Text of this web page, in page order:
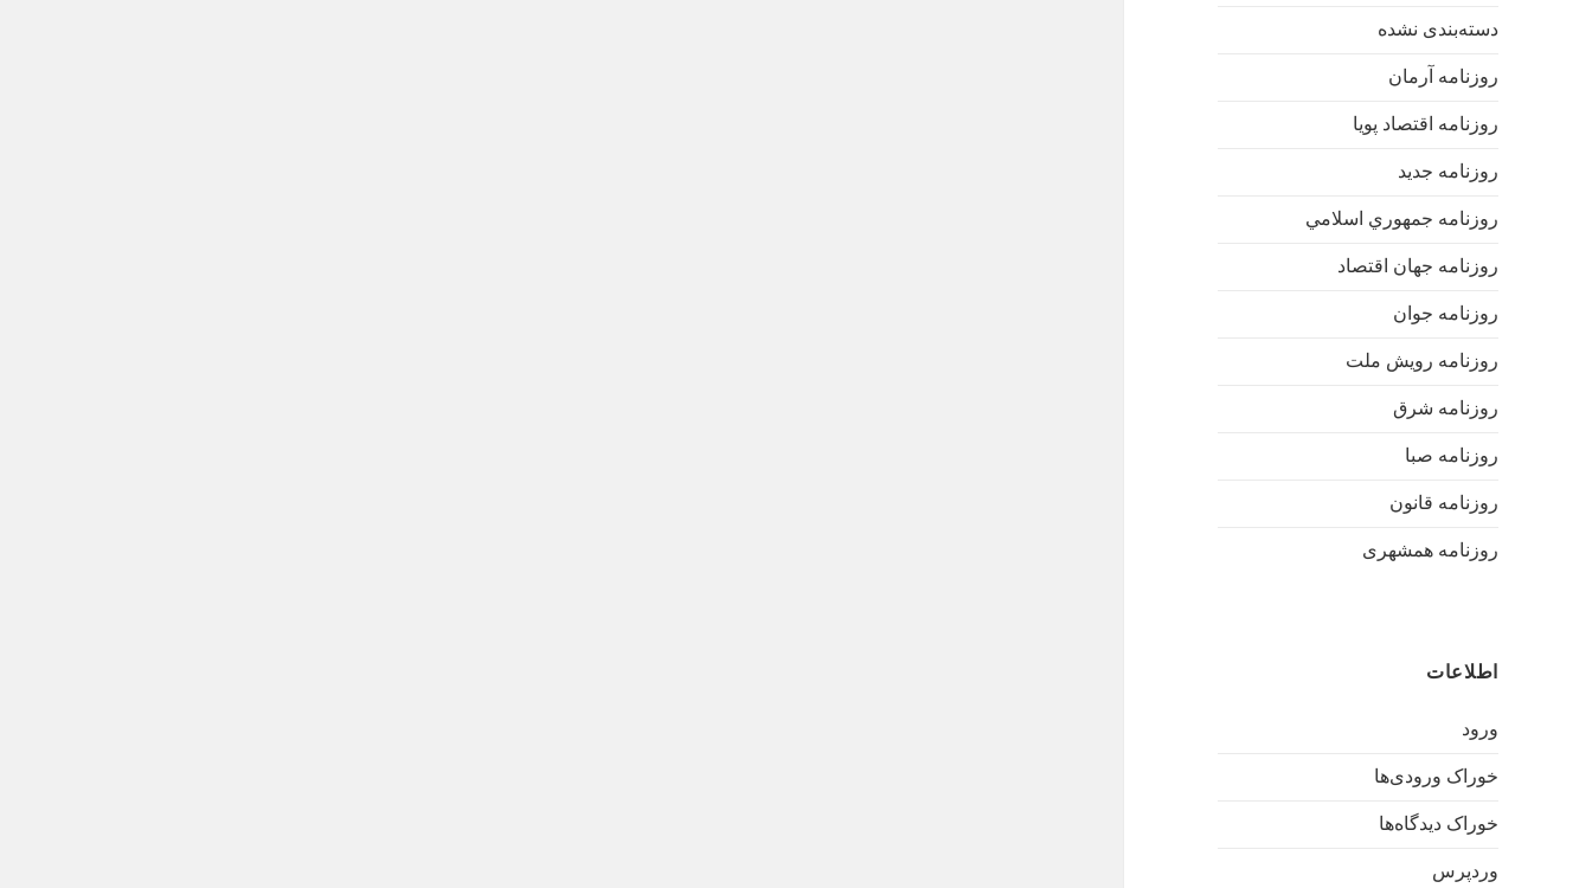
دسته‌بندی نشده
روزنامه آرمان
روزنامه اقتصاد پویا
روزنامه جدید
روزنامه جمهوري اسلامي
روزنامه جهان اقتصاد
روزنامه جوان
روزنامه رویش ملت
روزنامه شرق
روزنامه صبا
روزنامه قانون
روزنامه همشهری
اطلاعات
ورود
خوراک ورودی‌ها
خوراک دیدگاه‌ها
وردپرس